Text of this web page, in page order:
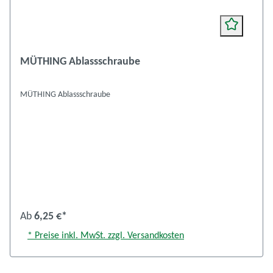
MÜTHING Ablassschraube
MÜTHING Ablassschraube
Ab 6,25 €*
* Preise inkl. MwSt. zzgl. Versandkosten